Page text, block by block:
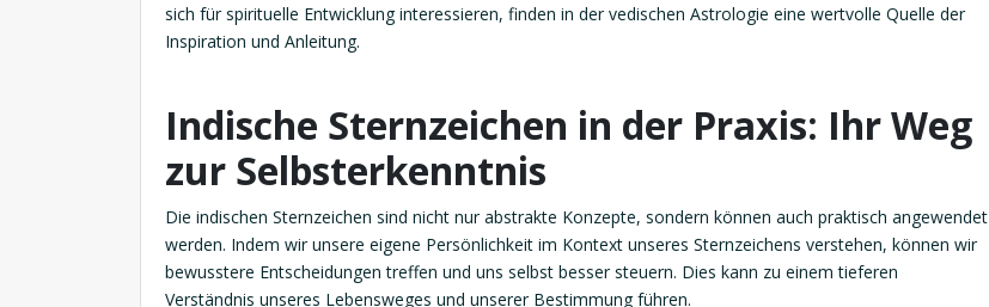
sich für spirituelle Entwicklung interessieren, finden in der vedischen Astrologie eine wertvolle Quelle der
Inspiration und Anleitung.
Indische Sternzeichen in der Praxis: Ihr Weg
zur Selbsterkenntnis
Die indischen Sternzeichen sind nicht nur abstrakte Konzepte, sondern können auch praktisch angewendet
werden. Indem wir unsere eigene Persönlichkeit im Kontext unseres Sternzeichens verstehen, können wir
bewusstere Entscheidungen treffen und uns selbst besser steuern. Dies kann zu einem tieferen
Verständnis unseres Lebensweges und unserer Bestimmung führen.